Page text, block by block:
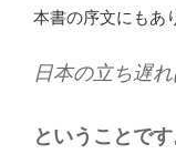
本書の序文にもあ
日本の立ち遅
ということです